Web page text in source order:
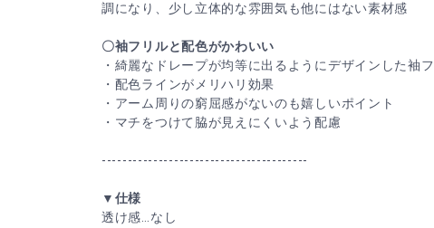
調になり、少し立体的な雰囲気も他にはない素材感
〇袖フリルと配色がかわいい
・綺麗なドレープが均等に出るようにデザインした袖
・配色ラインがメリハリ効果
・アーム周りの窮屈感がないのも嬉しいポイント
・マチをつけて脇が見えにくいよう配慮
----------------------------------------
▼仕様
透け感…なし